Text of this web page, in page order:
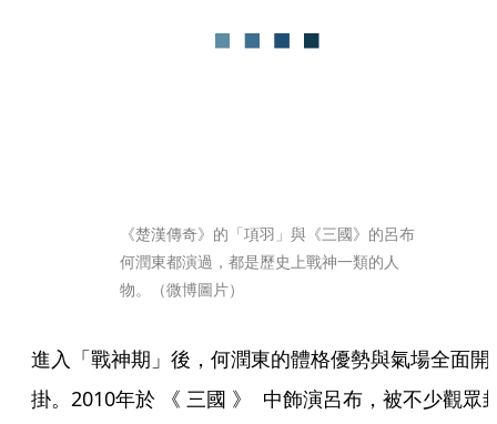
《楚漢傳奇》的「項羽」與《三國》的呂布
何潤東都演過，都是歷史上戰神一類的人
物。（微博圖片）
進入「戰神期」後，何潤東的體格優勢與氣場全面開
掛。2010年於 《 三國 》  中飾演呂布，被不少觀眾